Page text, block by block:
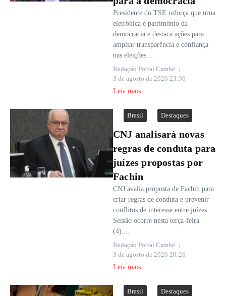
Presidente do TSE reforça que urna
eletrônica é patrimônio da
democracia e destaca ações para
ampliar transparência e confiança
nas eleições....
Redação Portal Cambé
3 de agosto de 2026 23:30
Leia mais
Brasil Destaques
CNJ analisará novas
regras de conduta para
juízes propostas por
Fachin
CNJ avalia proposta de Fachin para
criar regras de conduta e prevenir
conflitos de interesse entre juízes.
Sessão ocorre nesta terça-feira
(4)....
Redação Portal Cambé
3 de agosto de 2026 20:26
Leia mais
Brasil Destaques